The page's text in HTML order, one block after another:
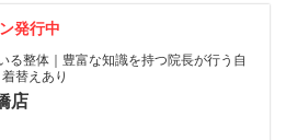
発行中
る整体｜豊富な知識を持つ院長が行う自
替えあり
店